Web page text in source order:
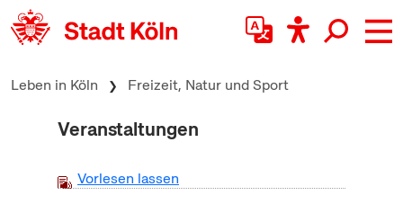
zum Inhalt springen
Leben in Köln Freizeit, Natur und Sport
Veranstaltungen
Vorlesen lassen